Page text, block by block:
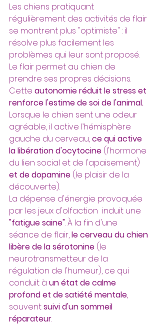
Les chiens pratiquant
régulièrement des activités de flair
se montrent plus "optimiste" : il
résolve plus facilement les
problèmes qui leur sont proposé.
Le flair permet au chien de
prendre ses propres décisions.
Cette autonomie réduit le stress et
renforce l'estime de soi de l'animal.
Lorsque le chien sent une odeur
agréable, il active l’hémisphère
gauche du cerveau, ce qui active
la libération d'ocytocine (l'hormone
du lien social et de l'apaisement)
et de dopamine (le plaisir de la
découverte).
La dépense d'énergie provoquée
par les jeux d'olfaction  induit une
"fatigue saine". À la fin d'une
séance de flair, le cerveau duchien
libère de la sérotonine (le
neurotransmetteur de la
régulation de l'humeur), ce qui
conduit à un état de calme
profond et de satiété mentale,
souvent suivi d'un sommeil
réparateur.